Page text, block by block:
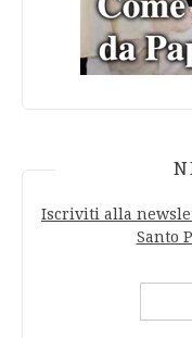
Iscriviti alla
Santo